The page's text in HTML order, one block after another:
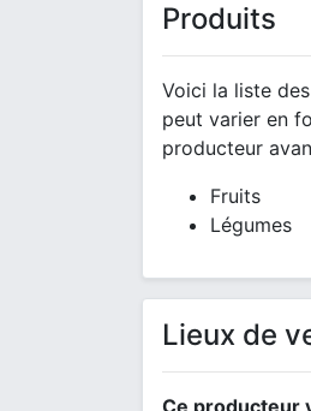
Produits
Voici la liste
peut varier en
producteur
Fruits
Légumes
Lieux de
Ce producteur